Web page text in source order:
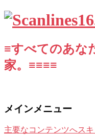
≡すべてのあな
家。≡≡≡≡
メインメニュー
主要なコンテンツへス